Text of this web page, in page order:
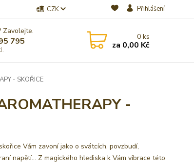
CZK Přihlášení
Zavolejte.
795 0ks
za 0,00 Kč
- SKOŘICE
-
Vám zavoní jako o svátcích, povzbudí,
napětí... Z magického hlediska k Vám vibrace této